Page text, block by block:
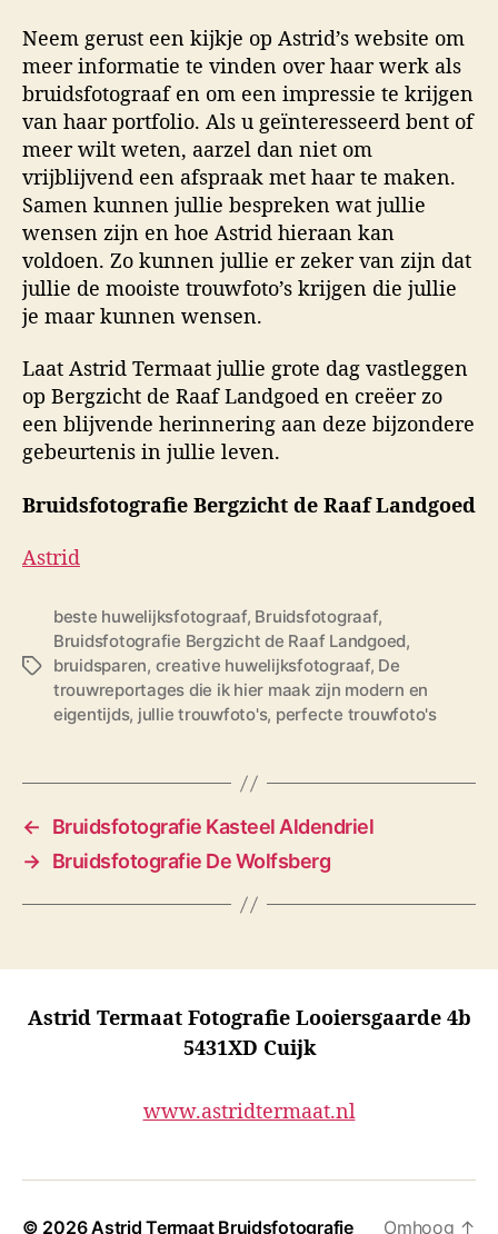
Neem gerust een kijkje op Astrid’s website om
meer informatie te vinden over haar werk als
bruidsfotograaf en om een impressie te krijgen
van haar portfolio. Als u geïnteresseerd bent of
meer wilt weten, aarzel dan niet om
vrijblijvend een afspraak met haar te maken.
Samen kunnen jullie bespreken wat jullie
wensen zijn en hoe Astrid hieraan kan
voldoen. Zo kunnen jullie er zeker van zijn dat
jullie de mooiste trouwfoto’s krijgen die jullie
je maar kunnen wensen.
Laat Astrid Termaat jullie grote dag vastleggen
op Bergzicht de Raaf Landgoed en creëer zo
een blijvende herinnering aan deze bijzondere
gebeurtenis in jullie leven.
Bruidsfotografie Bergzicht de Raaf Landgoed
Astrid
T
beste huwelijksfotograaf, Bruidsfotograaf,
Bruidsfotografie Bergzicht de Raaf Landgoed,
bruidsparen, creative huwelijksfotograaf, De
trouwreportages die ik hier maak zijn modern en
eigentijds, jullie trouwfoto's, perfecte trouwfoto's
←
Bruidsfotografie Kasteel Aldendriel
→ Bruidsfotografie De Wolfsberg
Astrid Termaat Fotografie Looiersgaarde 4b
5431XD Cuijk
www.astridtermaat.nl
© 2026Astrid Termaat Bruidsfotografie Omhoog ↑